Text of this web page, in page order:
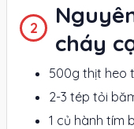
cháy
500g thịt heo
2-3 tép tỏi
1 củ hành tím